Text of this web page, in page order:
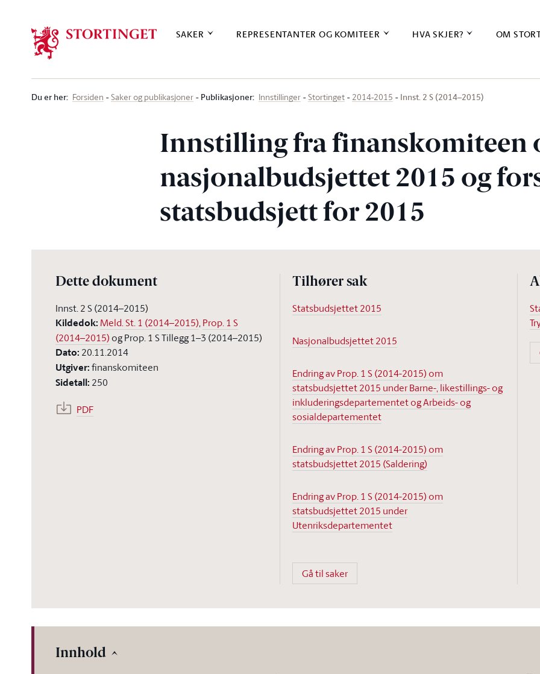
SAKER REPRESENTANTER OG KOMITEER HVA SKJER? OM
Du er her: Forsiden Saker og publikasjoner Publikasjoner: Innstillinger Stortinget 2014-2015 Innst. 2 S (2014–2015)
Innstilling fra finanskomiteen
nasjonalbudsjettet 2015 og
statsbudsjett for 2015
Dette dokument
Innst. 2 S (2014–2015)
Kildedok: Meld. St. 1 (2014–2015),Prop. 1 S
(2014–2015) og Prop. 1 S Tillegg 1–3 (2014–2015)
Dato: 20.11.2014
Utgiver:finanskomiteen
Sidetall: 250
PDF
Tilhører sak
Statsbudsjettet 2015
Nasjonalbudsjettet 2015
Endring av Prop. 1 S (2014-2015) om
statsbudsjettet 2015 under Barne-, likestillings- og
inkluderingsdepartementet og Arbeids- og
sosialdepartementet
Endring av Prop. 1 S (2014-2015) om
statsbudsjettet 2015 (Saldering)
Endring av Prop. 1 S (2014-2015) om
statsbudsjettet 2015 under
Utenriksdepartementet
Gå til saker
Innhold